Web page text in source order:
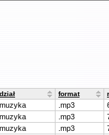
dział format
muzyka .mp3
muzyka .mp3
muzyka .mp3